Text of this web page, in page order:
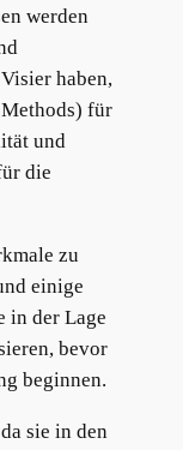
werden
haben,
für
und
die
zu
einige
in der Lage
bevor
beginnen.
sie in den